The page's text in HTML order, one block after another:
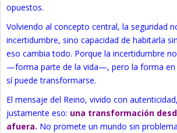
opuestos.
Volviendo al concepto central, la seguridad
incertidumbre, sino capacidad de habitarla
eso cambia todo. Porque la incertidumbre
—forma parte de la vida—, pero la forma en
sí puede transformarse.
El mensaje del Reino, vivido con
justamente eso: una transformación
afuera. No promete un mundo sin